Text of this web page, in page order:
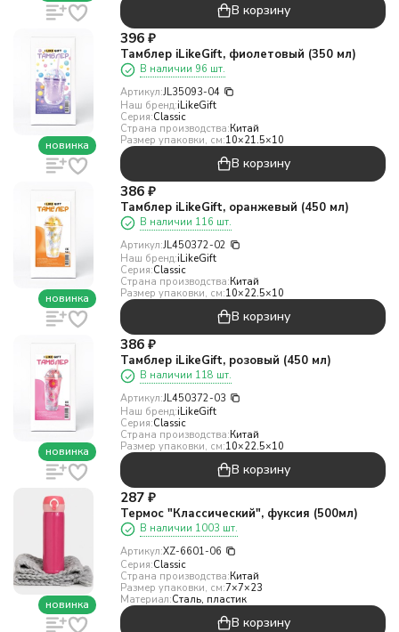
В корзину
новинка
396 ₽
Тамблер iLikeGift, фиолетовый (350 мл)
В наличии 96 шт.
Артикул:JL35093-04
Наш бренд:iLikeGift
Серия:Classic
Страна производства:Китай
Размер упаковки, см:10×21.5×10
В корзину
новинка
386 ₽
Тамблер iLikeGift, оранжевый (450 мл)
В наличии 116 шт.
Артикул:JL450372-02
Наш бренд:iLikeGift
Серия:Classic
Страна производства:Китай
Размер упаковки, см:10×22.5×10
В корзину
новинка
386 ₽
Тамблер iLikeGift, розовый (450 мл)
В наличии 118 шт.
Артикул:JL450372-03
Наш бренд:iLikeGift
Серия:Classic
Страна производства:Китай
Размер упаковки, см:10×22.5×10
В корзину
новинка
287 ₽
Термос "Классический", фуксия (500мл)
В наличии 1003 шт.
Артикул:XZ-6601-06
Серия:Classic
Страна производства:Китай
Размер упаковки, см:7×7×23
Материал:Сталь, пластик
В корзину